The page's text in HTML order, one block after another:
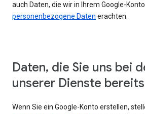
auch Daten, die wir in Ihrem Google-
personenbezogene Daten erachten.
Daten, die Sie uns bei
unserer Dienste
Wenn Sie ein Google-Konto erstellen,